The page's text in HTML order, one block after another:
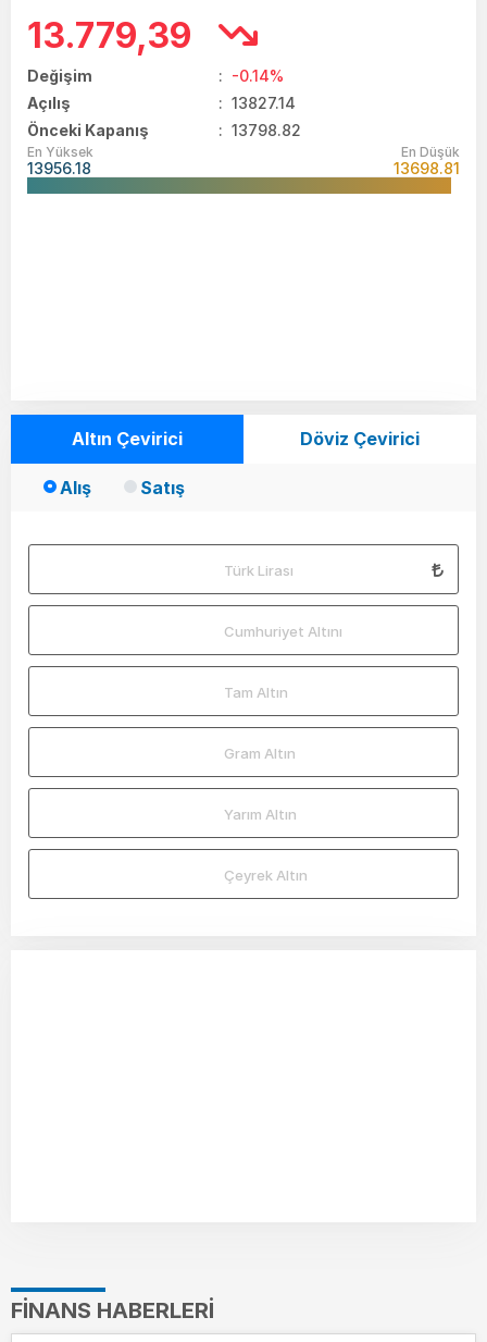
13.779,39
Değişim : -0.14%
Açılış
: 13827.14
Önceki Kapanış
: 13798.82
En Yüksek
13956.18
En Düşük
13698.81
Altın Çevirici Döviz Çevirici
Alış Satış
Türk Lirası
Cumhuriyet Altını
Tam Altın
Gram Altın
Yarım Altın
Çeyrek Altın
FINANS HABERLERI